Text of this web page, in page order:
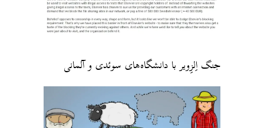
جنگ اِلزِویر با دانشگاه‌های سوئدی و آلمانی